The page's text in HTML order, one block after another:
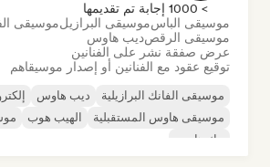
> 1000 إجابة تم تقديمها
موسيقى الباسموسيقى البرازيلموسيقى
موسيقى الرقصديب هاوس
عرض صفقة نشر على الفنانين
توقيع عقود مع الفنانين أو إصدار موسيقاهم
موسيقى الفانك البرازيلية ديب هاوس
موسيقى هاوس المستقبلية
الهيب هوب
تيك هاوس